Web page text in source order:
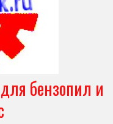
бензопил и